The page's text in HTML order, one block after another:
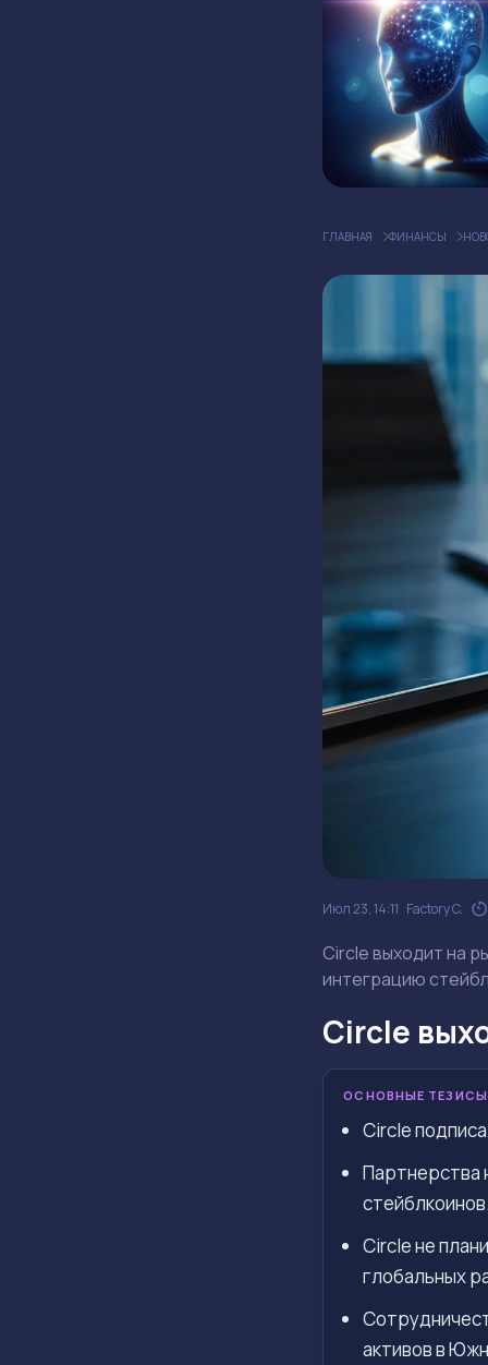
ГЛАВНАЯ ФИНАНСЫ
Июл 23, 14:11 Factory C.
Circle выходит на
интеграцию
Circle
ОСНОВНЫЕ ТЕЗИСЫ
Circle
Партнерства
Circle не
глобальных
активов в